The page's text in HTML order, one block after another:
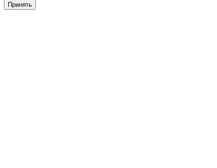
Принять